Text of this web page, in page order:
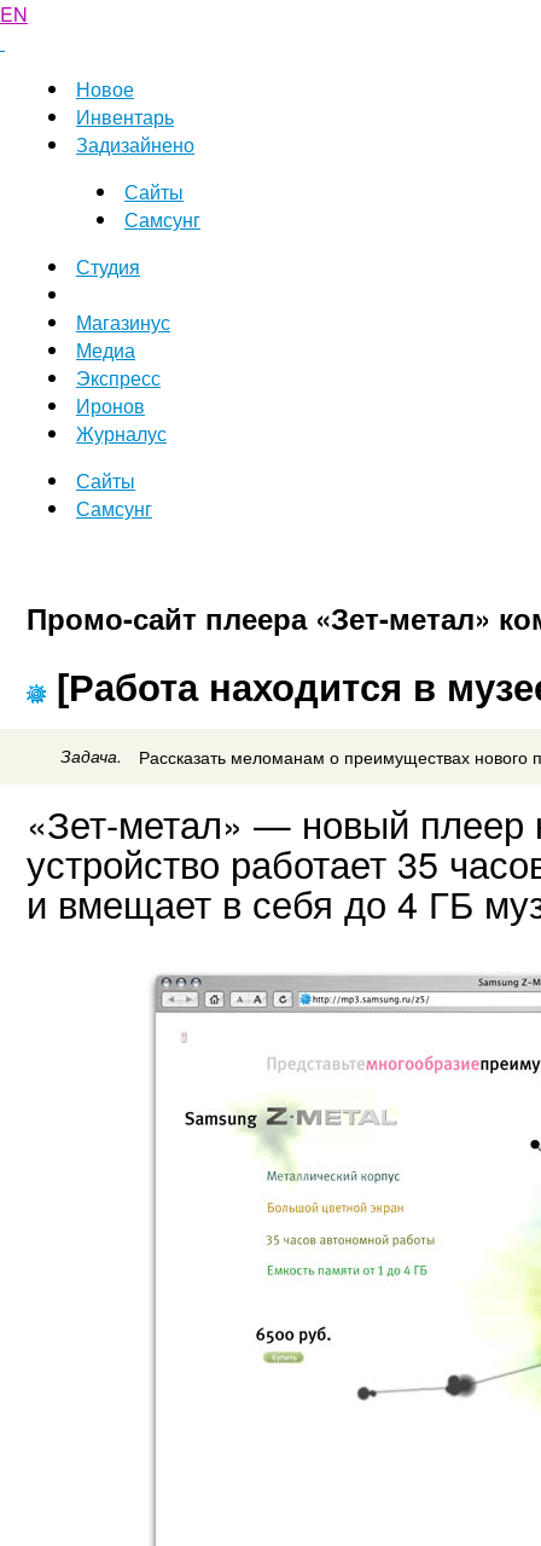
EN
Новое
Инвентарь
Задизайнено
Сайты
Самсунг
Студия
Магазинус
Медиа
Экспресс
Иронов
Журналус
Сайты
Самсунг
Промо-сайт плеера «Зет-метал»
[Работа находится в
Задача. Рассказать меломанам о преимуществах нового
«Зет-метал» — новый плеер
устройство работает 35
и вмещает в себя до 4 ГБ